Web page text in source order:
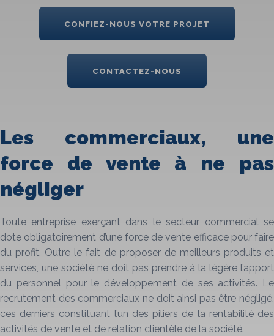
CONFIEZ-NOUS VOTRE PROJET
CONTACTEZ-NOUS
Les commerciaux, une
force de vente à ne pas
négliger
Toute entreprise exerçant dans le secteur commercial se
dote obligatoirement d’une force de vente efficace pour faire
du profit. Outre le fait de proposer de meilleurs produits et
services, une société ne doit pas prendre à la légère l’apport
du personnel pour le développement de ses activités. Le
recrutement des commerciaux ne doit ainsi pas être négligé,
ces derniers constituant l’un des piliers de la rentabilité des
activités de vente et de relation clientèle de la société.